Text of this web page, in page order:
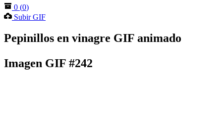
0 (0)
Subir GIF
Pepinillos en vinagre GIF animado
Imagen GIF #242